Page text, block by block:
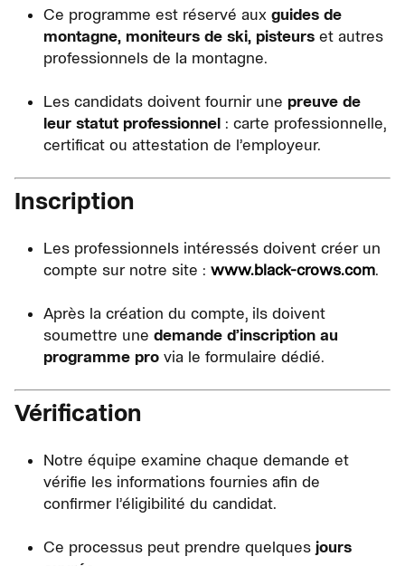
Ce programme est réservé aux guides de
montagne, moniteurs de ski, pisteurs et autres
professionnels de la montagne.
Les candidats doivent fournir une preuve de
leur statut professionnel : carte professionnelle,
certificat ou attestation de l’employeur.
Inscription
Les professionnels intéressés doivent créer un
compte sur notre site : www.black-crows.com.
Après la création du compte, ils doivent
soumettre une demande d’inscription au
programme pro via le formulaire dédié.
Vérification
Notre équipe examine chaque demande et
vérifie les informations fournies afin de
confirmer l’éligibilité du candidat.
Ce processus peut prendre quelques jours